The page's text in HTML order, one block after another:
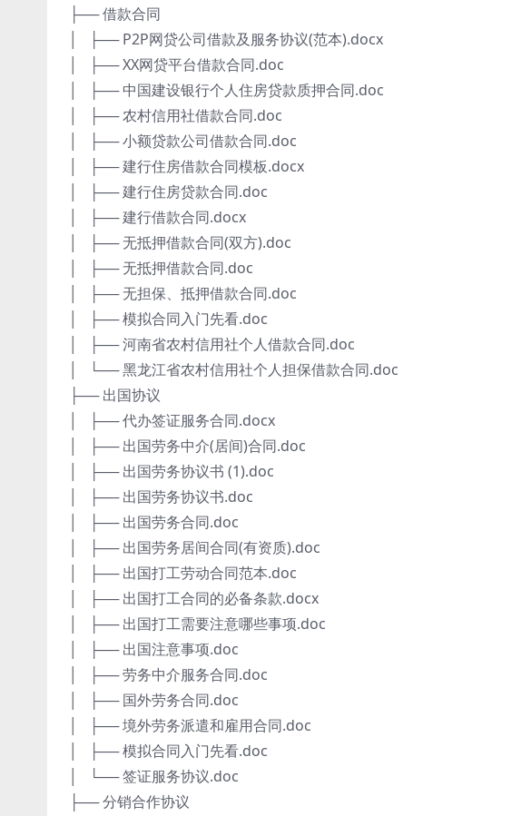
├── 借款合同
│ ├── P2P网贷公司借款及服务协议(范本).docx
│ ├── XX网贷平台借款合同.doc
│ ├── 中国建设银行个人住房贷款质押合同.doc
│ ├── 农村信用社借款合同.doc
│ ├── 小额贷款公司借款合同.doc
│ ├── 建行住房借款合同模板.docx
│ ├── 建行住房贷款合同.doc
│ ├── 建行借款合同.docx
│ ├── 无抵押借款合同(双方).doc
│ ├── 无抵押借款合同.doc
│ ├── 无担保、抵押借款合同.doc
│ ├── 模拟合同入门先看.doc
│ ├── 河南省农村信用社个人借款合同.doc
│ └── 黑龙江省农村信用社个人担保借款合同.doc
├── 出国协议
│ ├── 代办签证服务合同.docx
│ ├── 出国劳务中介(居间)合同.doc
│ ├── 出国劳务协议书 (1).doc
│ ├── 出国劳务协议书.doc
│ ├── 出国劳务合同.doc
│ ├── 出国劳务居间合同(有资质).doc
│ ├── 出国打工劳动合同范本.doc
│ ├── 出国打工合同的必备条款.docx
│ ├── 出国打工需要注意哪些事项.doc
│ ├── 出国注意事项.doc
│ ├── 劳务中介服务合同.doc
│ ├── 国外劳务合同.doc
│ ├── 境外劳务派遣和雇用合同.doc
│ ├── 模拟合同入门先看.doc
│ └── 签证服务协议.doc
├── 分销合作协议